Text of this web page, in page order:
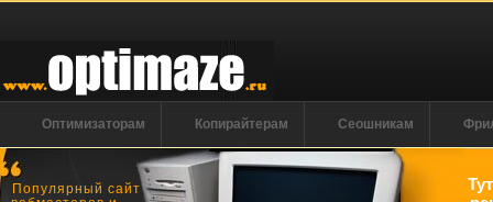
Оптимизаторам Копирайтерам Сеошникам
Популярный сайт